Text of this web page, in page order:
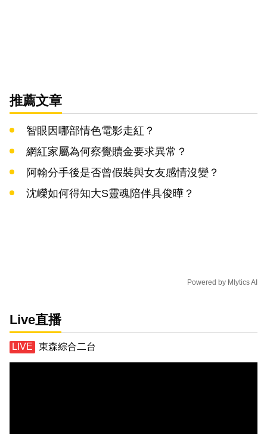
推薦文章
智眼因哪部情色電影走紅？
網紅家屬為何察覺贖金要求異常？
阿翰分手後是否曾假裝與女友感情沒變？
沈嶸如何得知大S靈魂陪伴具俊曄？
Powered by Mlytics AI
Live直播
東森綜合二台